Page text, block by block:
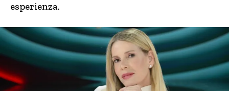
esperienza.